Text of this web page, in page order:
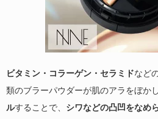
ビタミン・コラーゲン・セラミドなど
類のブラーパウダーが肌のアラをぼかし
ルすることで、 シワなどの凸凹をなめ